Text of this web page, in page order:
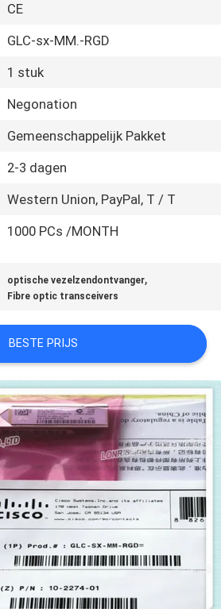
CE
GLC-sx-MM.-RGD
1 stuk
Negonation
Gemeenschappelijk Pakket
2-3 dagen
Western Union, PayPal, T / T
1000 PCs /MONTH
optische vezelzendontvanger,
Fibre optic transceivers
BESTE PRIJS